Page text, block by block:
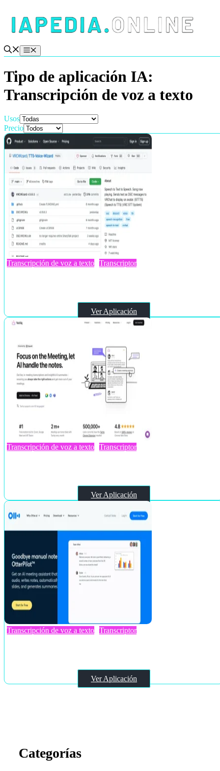
contenido
Menú
Tipo de aplicación IA:
Transcripción de voz a texto
Usos
Precio
Transcripción de voz a texto Transcriptor
Ver Aplicación
Transcripción de voz a texto Transcriptor
Ver Aplicación
Transcripción de voz a texto Transcriptor
Ver Aplicación
Categorías